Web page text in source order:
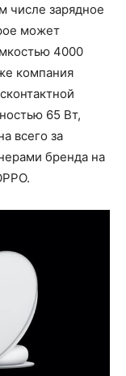
числе зарядное
может
4000
компания
65 Вт,
всего за
бренда на